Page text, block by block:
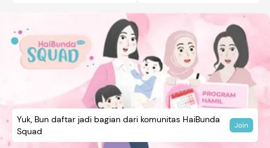
Yuk, Bun daftar jadi bagian dari komunitas HaiBunda
Squad
Join